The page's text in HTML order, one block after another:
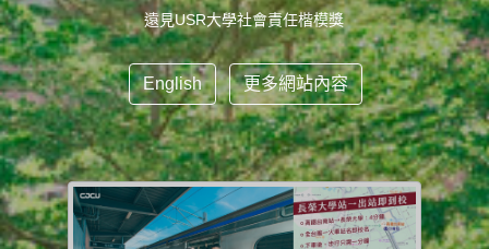
遠見最佳大學排行榜私立大學30強第26名
English 更多網站內容